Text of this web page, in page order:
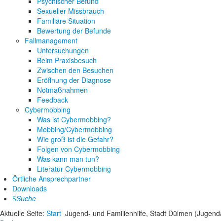
Sexueller Missbrauch
Familiäre Situation
Bewertung der Befunde
Fallmanagement
Untersuchungen
Beim Praxisbesuch
Zwischen den Besuchen
Eröffnung der Diagnose
Notmaßnahmen
Feedback
Cybermobbing
Was ist Cybermobbing?
Mobbing/Cybermobbing
Wie groß ist die Gefahr?
Folgen von Cybermobbing
Was kann man tun?
Literatur Cybermobbing
Örtliche Ansprechpartner
Downloads
Suche
Aktuelle Seite: Start Jugend- und Familienhilfe, Stadt Dülmen